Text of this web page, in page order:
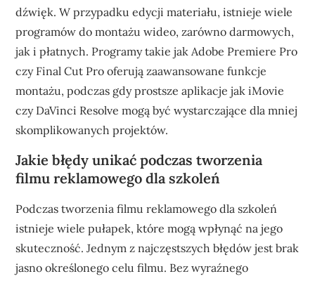
dźwięk. W przypadku edycji materiału, istnieje wiele
programów do montażu wideo, zarówno darmowych,
jak i płatnych. Programy takie jak Adobe Premiere Pro
czy Final Cut Pro oferują zaawansowane funkcje
montażu, podczas gdy prostsze aplikacje jak iMovie
czy DaVinci Resolve mogą być wystarczające dla mniej
skomplikowanych projektów.
Jakie błędy unikać podczas tworzenia
filmu reklamowego dla szkoleń
Podczas tworzenia filmu reklamowego dla szkoleń
istnieje wiele pułapek, które mogą wpłynąć na jego
skuteczność. Jednym z najczęstszych błędów jest brak
jasno określonego celu filmu. Bez wyraźnego